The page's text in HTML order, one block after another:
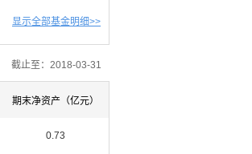
显示全部基金明细>>
截止至：2018-03-31
期末净资产（亿元）
0.73